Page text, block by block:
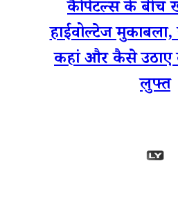
कैपिटल्स के बीच
हाईवोल्टेज
कहां और कैसे उठाए
लुफ्त